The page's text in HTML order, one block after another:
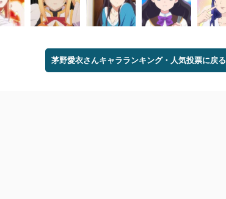
茅野愛衣さんキャラランキング・人気投票に戻る